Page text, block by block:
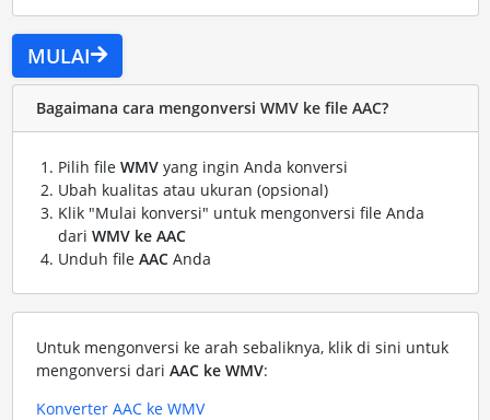
MULAI
Bagaimana cara mengonversi WMV ke file AAC?
Pilih file WMVyang ingin Anda konversi
Ubah kualitas atau ukuran (opsional)
Klik "Mulai konversi" untuk mengonversi file Anda
dari WMV ke AAC
Unduh file AACAnda
Untuk mengonversi ke arah sebaliknya, klik di sini untuk
mengonversi dari AAC ke WMV:
Konverter AAC ke WMV